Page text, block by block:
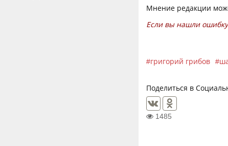
Мнение редакции
Если вы нашли
григорий грибов
Поделиться в
1485